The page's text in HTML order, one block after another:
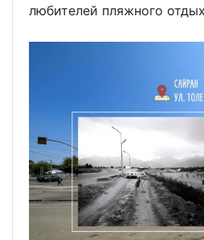
любителей пляжного